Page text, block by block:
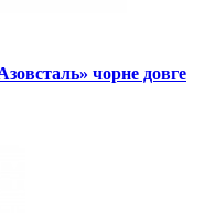
чорне довге